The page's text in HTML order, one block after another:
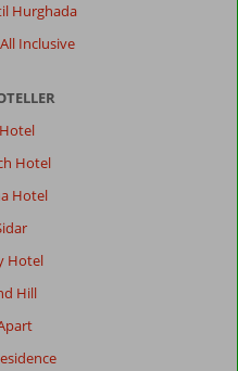
Hurghada
Inclusive
Hotel
Hotel
Hotel
Hill